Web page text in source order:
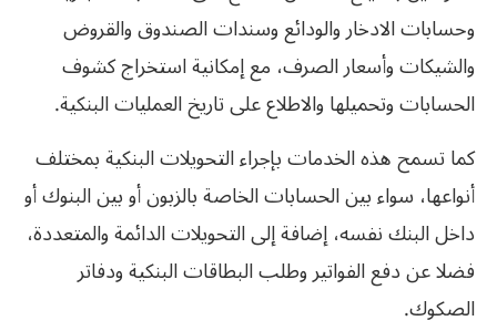
وحسابات الادخار والودائع وسندات الصندوق والقروض
والشيكات وأسعار الصرف، مع إمكانية استخراج كشوف
الحسابات وتحميلها والاطلاع على تاريخ العمليات البنكية.
كما تسمح هذه الخدمات بإجراء التحويلات البنكية بمختلف
أنواعها، سواء بين الحسابات الخاصة بالزبون أو بين البنوك أو
داخل البنك نفسه، إضافة إلى التحويلات الدائمة والمتعددة،
فضلا عن دفع الفواتير وطلب البطاقات البنكية ودفاتر
الصكوك.